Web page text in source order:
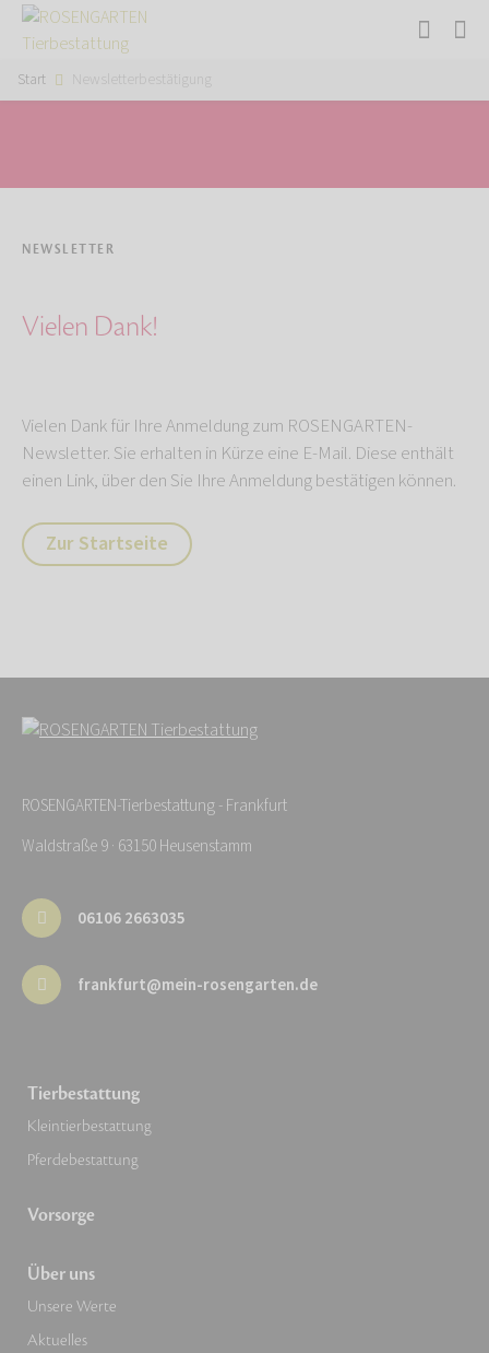
Start Newsletterbestätigung
NEWSLETTER
Vielen Dank!
Vielen Dank für Ihre Anmeldung zum ROSENGARTEN-
Newsletter. Sie erhalten in Kürze eine E-Mail. Diese enthält
einen Link, über den Sie Ihre Anmeldung bestätigen können.
Zur Startseite
ROSENGARTEN-Tierbestattung - Frankfurt
Waldstraße 9 · 63150 Heusenstamm
06106 2663035
frankfurt@mein-rosengarten.de
Tierbestattung
Kleintierbestattung
Pferdebestattung
Vorsorge
Über uns
Unsere Werte
Aktuelles